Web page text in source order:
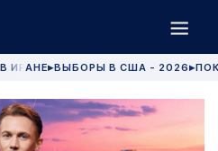
ИРАНЕ▶ВЫБОРЫ В США - 2026 ▶